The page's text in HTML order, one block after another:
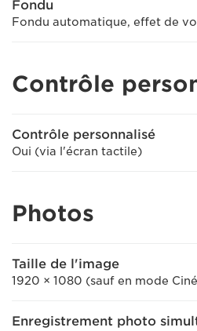
Fondu
Fondu automatique, effet de
Contrôle
Contrôle personnalisé
Oui (via l'écran tactile)
Photos
Taille de l'image
1920 × 1080 (sauf en mode
Enregistrement photo